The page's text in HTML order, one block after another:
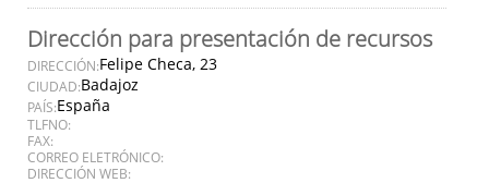
Dirección para presentación de recursos
DIRECCIÓN:Felipe Checa, 23
CIUDAD:Badajoz
PAÍS:España
TLFNO:
FAX:
CORREO ELETRÓNICO:
DIRECCIÓN WEB: